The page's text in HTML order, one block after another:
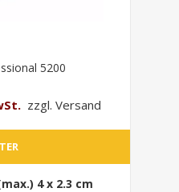
5200
zzgl. Versand
4 x 2.3 cm